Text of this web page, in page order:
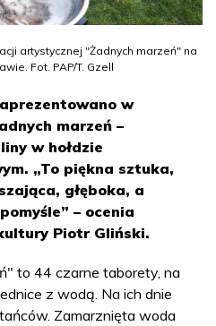
artystycznej "Żadnych marzeń" na
Fot. PAP/T. Gzell
w
marzeń –
w hołdzie
„To piękna sztuka,
głęboka, a
– ocenia
Piotr Gliński.
to 44 czarne taborety, na
z wodą. Na ich dnie
Zamarznięta woda